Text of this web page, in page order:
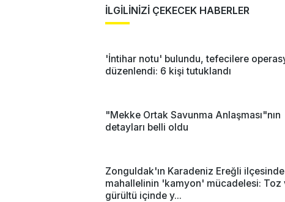
İLGİLİNİZİ ÇEKECEK HABERLER
'İntihar notu' bulundu, tefecilere
düzenlendi: 6 kişi tutuklandı
"Mekke Ortak Savunma Anlaşması"nın
detayları belli oldu
Zonguldak'ın Karadeniz Ereğli ilçesinde
mahallelinin 'kamyon' mücadelesi: Toz
gürültü içinde y...